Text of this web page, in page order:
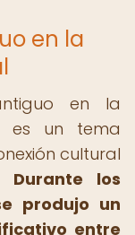
en la
en la
es un tema
cultural
Durante los
produjo un
entre